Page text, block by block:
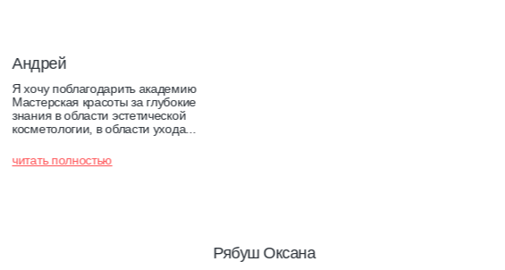
Рябуш Оксана
читать полностью
Я хочу поблагодарить академию
Мастерская красоты за глубокие
знания в области эстетической
косметологии, в области ухода...
Андрей